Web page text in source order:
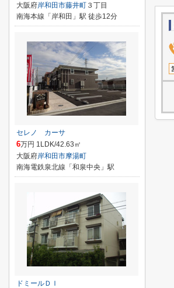
大阪府岸和田市藤井町 ３丁目
南海本線「岸和田」駅 徒歩12分
セレノ カーサ
6万円 1LDK/42.63㎡
大阪府岸和田市摩湯町
南海電鉄泉北線「和泉中央」駅
ドミールＤＩ